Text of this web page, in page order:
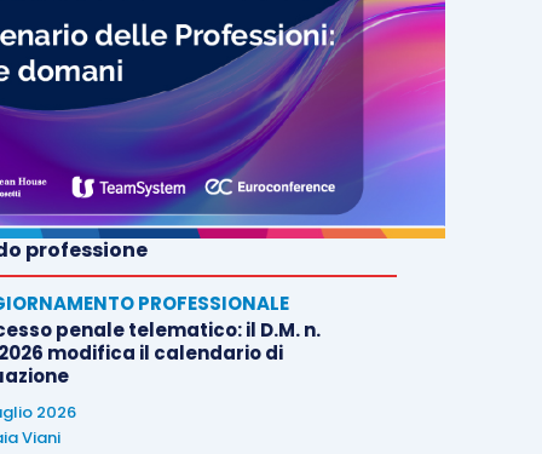
professione
PROFESSIONALE
penale telematico: il D.M. n.
modifica il calendario di
2026
Viani